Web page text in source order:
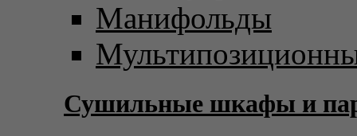
Манифольды
Сушильные шкафы и